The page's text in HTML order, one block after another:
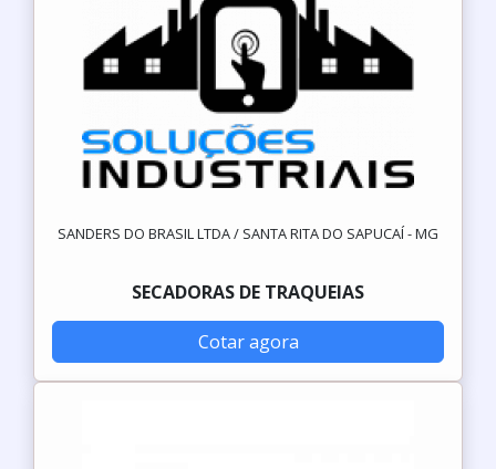
SANDERS DO BRASIL LTDA / SANTA RITA DO SAPUCAÍ - MG
SECADORAS DE TRAQUEIAS
Cotar agora